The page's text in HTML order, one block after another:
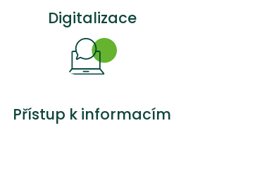
Digitalizace
Přístup k informacím